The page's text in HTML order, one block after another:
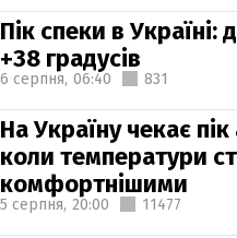
Пік спеки в Україні:
+38 градусів
6 серпня, 06:40 831
На Україну чекає
коли температури
комфортнішими
5 серпня, 20:00 11477